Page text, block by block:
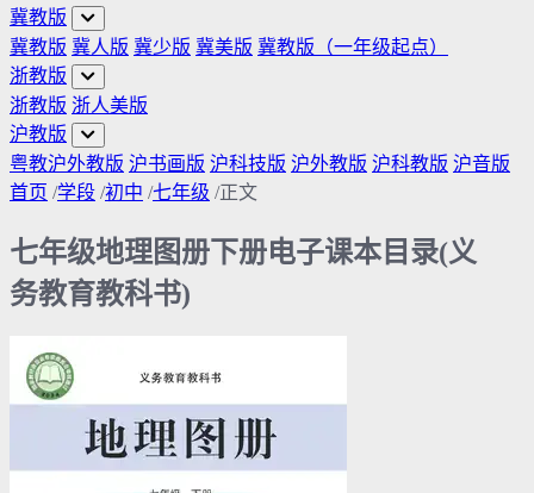
冀教版
冀教版 冀人版 冀少版 冀美版 冀教版（一年级起点）
浙教版
浙教版 浙人美版
沪教版
粤教沪外教版 沪书画版 沪科技版 沪外教版 沪科教版 沪音版
首页 /学段 /初中 /七年级 /正文
七年级地理图册下册电子课本目录(义
务教育教科书)